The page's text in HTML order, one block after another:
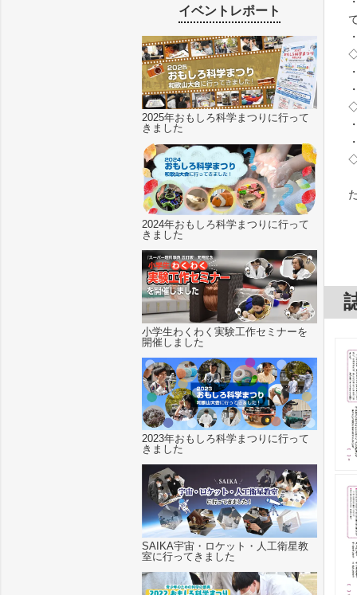
イベントレポート
2025年おもしろ科学まつりに行って
きました
2024年おもしろ科学まつりに行って
きました
小学生わくわく実験工作セミナーを
開催しました
2023年おもしろ科学まつりに行って
きました
SAIKA宇宙・ロケット・人工衛星教
室に行ってきました
◇